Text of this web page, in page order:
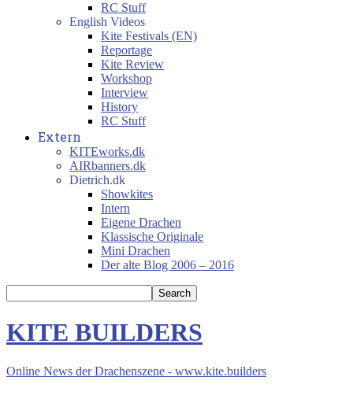
RC Stuff
English Videos
Kite Festivals (EN)
Reportage
Kite Review
Workshop
Interview
History
RC Stuff
Extern
KITEworks.dk
AIRbanners.dk
Dietrich.dk
Showkites
Intern
Eigene Drachen
Klassische Originale
Mini Drachen
Der alte Blog 2006 – 2016
KITE BUILDERS
Online News der Drachenszene - www.kite.builders